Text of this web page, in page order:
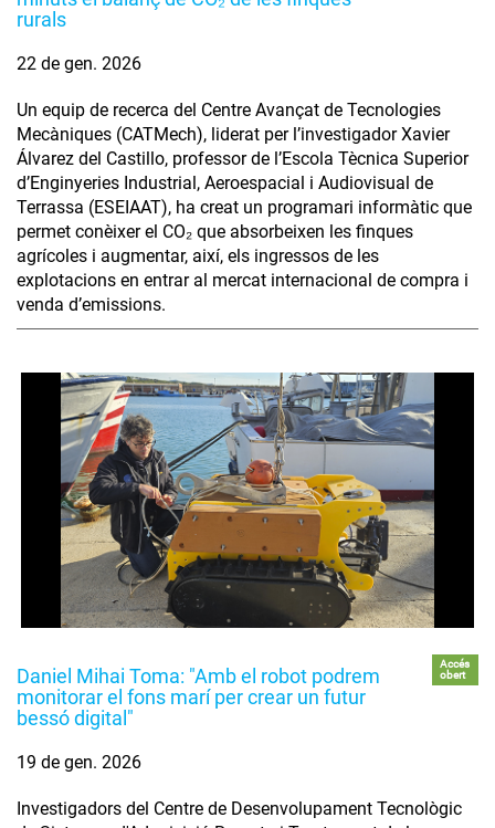
rurals
22 de gen. 2026
Un equip de recerca del Centre Avançat de Tecnologies
Mecàniques (CATMech), liderat per l’investigador Xavier
Álvarez del Castillo, professor de l’Escola Tècnica Superior
d’Enginyeries Industrial, Aeroespacial i Audiovisual de
Terrassa (ESEIAAT), ha creat un programari informàtic que
permet conèixer el CO₂ que absorbeixen les finques
agrícoles i augmentar, així, els ingressos de les
explotacions en entrar al mercat internacional de compra i
venda d’emissions.
Daniel Mihai Toma: "Amb el robot podrem
monitorar el fons marí per crear un futur
bessó digital"
Accés
obert
19 de gen. 2026
Investigadors del Centre de Desenvolupament Tecnològic